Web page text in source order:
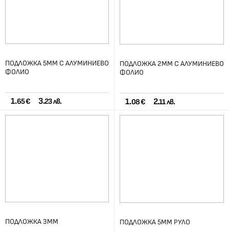
ПОДЛОЖКА 5ММ С АЛУМИНИЕВО
ФОЛИО
1.65 € 3.23 лв.
ПОДЛОЖКА 2ММ С АЛУМИНИЕВО
ФОЛИО
1.08 € 2.11 лв.
ПОДЛОЖКА 3ММ ПОДЛОЖКА 5ММ РУЛО